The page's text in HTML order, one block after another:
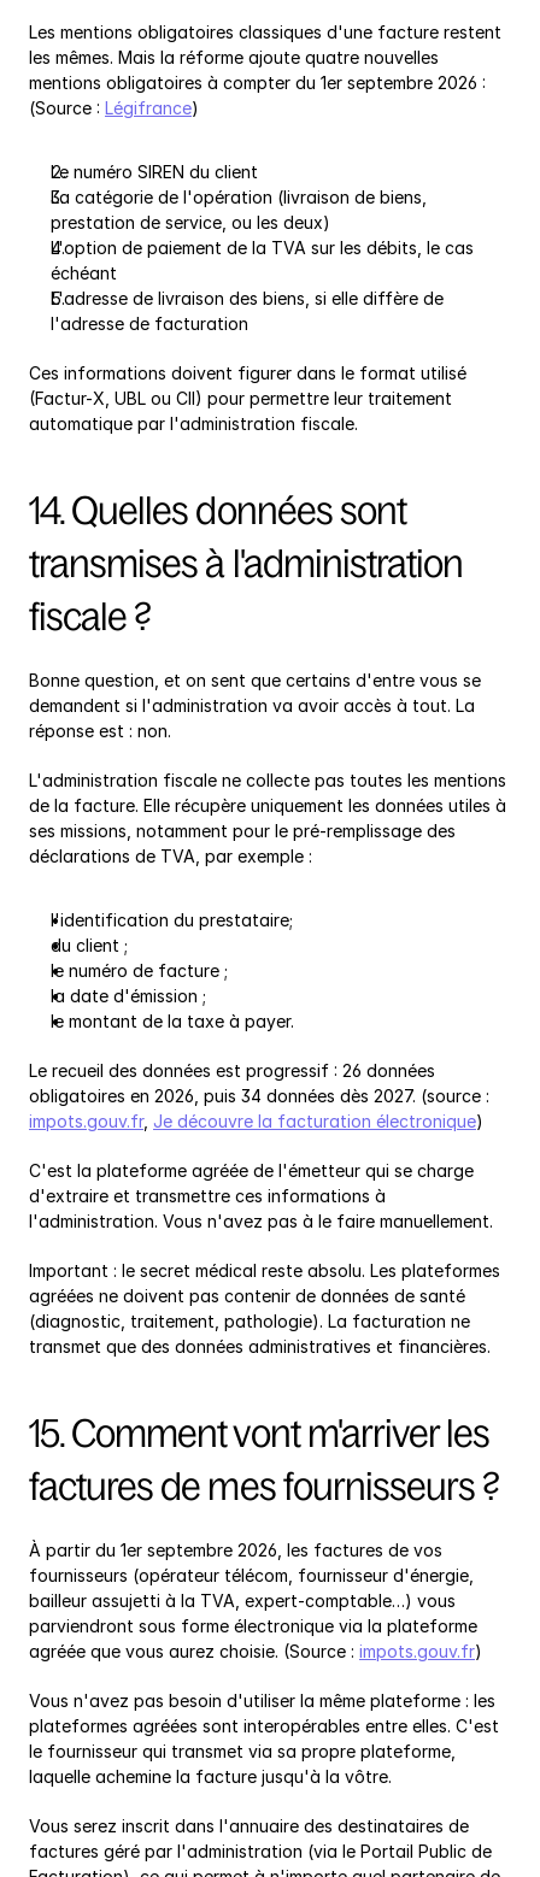
Les mentions obligatoires classiques d'une facture restent
les mêmes. Mais la réforme ajoute quatre nouvelles
mentions obligatoires à compter du 1er septembre 2026 :
(Source : Légifrance)
Le numéro SIREN du client
La catégorie de l'opération (livraison de biens,
prestation de service, ou les deux)
L'option de paiement de la TVA sur les débits, le cas
échéant
L'adresse de livraison des biens, si elle diffère de
l'adresse de facturation
Ces informations doivent figurer dans le format utilisé
(Factur-X, UBL ou CII) pour permettre leur traitement
automatique par l'administration fiscale.
14. Quelles données sont
transmises à l'administration
fiscale ?
Bonne question, et on sent que certains d'entre vous se
demandent si l'administration va avoir accès à tout. La
réponse est : non.
L'administration fiscale ne collecte pas toutes les mentions
de la facture. Elle récupère uniquement les données utiles à
ses missions, notamment pour le pré-remplissage des
déclarations de TVA, par exemple :
l'identification du prestataire;
du client ;
le numéro de facture ;
la date d'émission ;
le montant de la taxe à payer.
Le recueil des données est progressif : 26 données
impots.gouv.fr, Je découvre la facturation électronique)
C'est la plateforme agréée de l'émetteur qui se charge
d'extraire et transmettre ces informations à
l'administration. Vous n'avez pas à le faire manuellement.
Important : le secret médical reste absolu. Les plateformes
agréées ne doivent pas contenir de données de santé
(diagnostic, traitement, pathologie). La facturation ne
transmet que des données administratives et financières.
15. Comment vont m'arriver les
factures de mes fournisseurs ?
À partir du 1er septembre 2026, les factures de vos
fournisseurs (opérateur télécom, fournisseur d'énergie,
bailleur assujetti à la TVA, expert-comptable…) vous
parviendront sous forme électronique via la plateforme
agréée que vous aurez choisie. (Source : impots.gouv.fr)
Vous n'avez pas besoin d'utiliser la même plateforme : les
plateformes agréées sont interopérables entre elles. C'est
le fournisseur qui transmet via sa propre plateforme,
laquelle achemine la facture jusqu'à la vôtre.
Vous serez inscrit dans l'annuaire des destinataires de
factures géré par l'administration (via le Portail Public de